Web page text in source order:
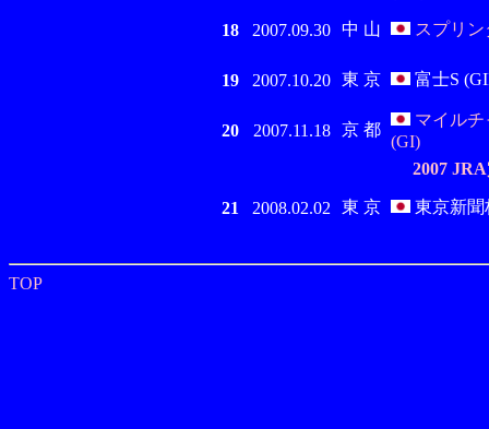
18 2007.09.30 中 山 スプリン
19 2007.10.20 東 京 富士S
20 2007.11.18 京 都
マイル
(GI)
2007
21 2008.02.02 東 京 東京新聞
TOP